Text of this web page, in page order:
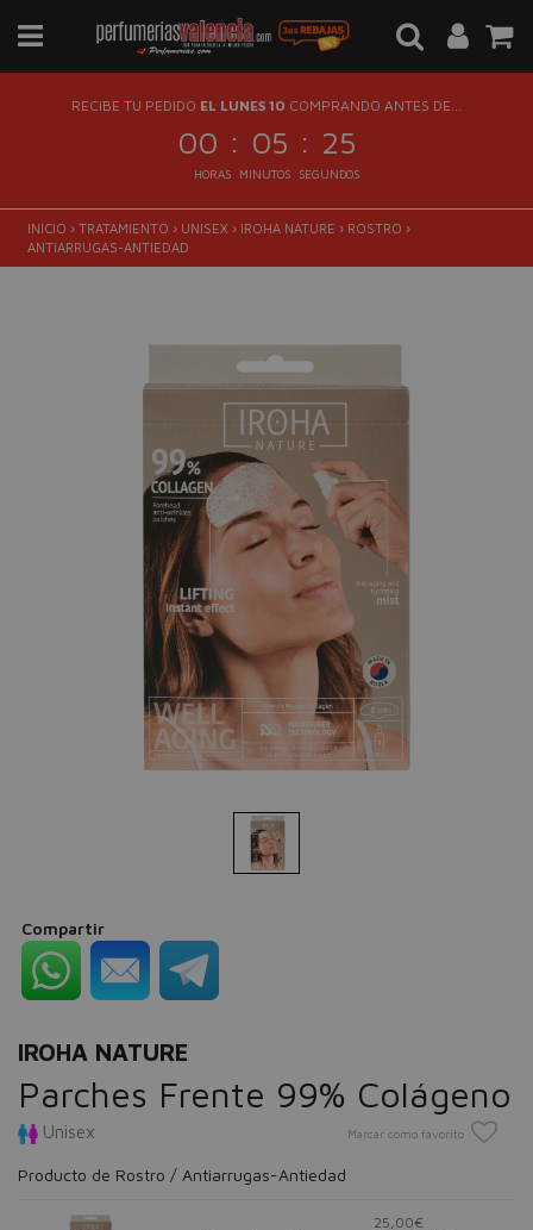
RECIBE TU PEDIDO EL LUNES 10 COMPRANDO ANTES DE...
00 : 05 : 24
HORAS MINUTOS SEGUNDOS
INICIO › TRATAMIENTO › UNISEX › IROHA NATURE › ROSTRO ›
ANTIARRUGAS-ANTIEDAD
Compartir
IROHA NATURE
Parches Frente 99% Colágeno
Unisex Marcar como favorito
Producto de Rostro / Antiarrugas-Antiedad
25,00€